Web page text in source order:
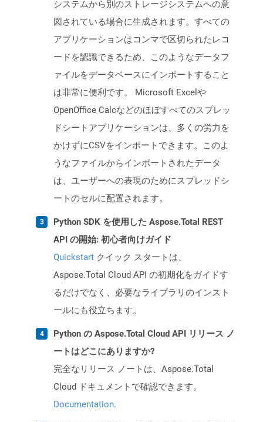
システムから別のストレージシステムへの意
図されている場合に生成されます。すべての
アプリケーションはコンマで区切られたレコ
ードを認識できるため、このようなデータフ
ァイルをデータベースにインポートすること
は非常に便利です。 Microsoft Excelや
OpenOffice Calcなどのほぼすべてのスプレッ
ドシートアプリケーションは、多くの労力を
かけずにCSVをインポートできます。このよ
うなファイルからインポートされたデータ
は、ユーザーへの表現のためにスプレッドシ
ートのセルに配置されます。
Python SDK を使用した Aspose.Total REST
API の開始: 初心者向けガイド
Quickstart クイック スタートは、
Aspose.Total Cloud API の初期化をガイドす
るだけでなく、必要なライブラリのインスト
ールにも役立ちます。
Python の Aspose.Total Cloud API リリース ノ
ートはどこにありますか?
完全なリリース ノートは、Aspose.Total
Cloud ドキュメントで確認できます。
Documentation.